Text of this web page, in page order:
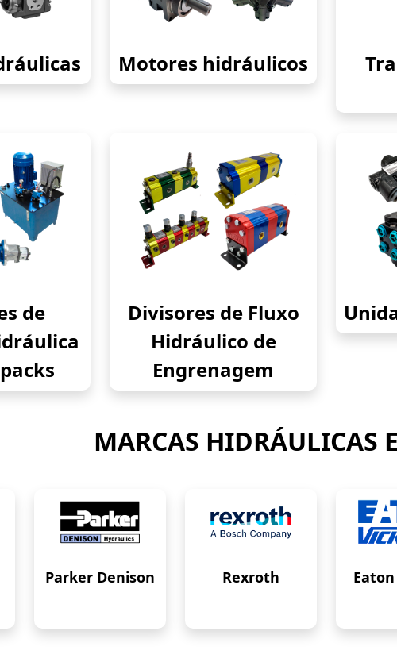
Motores hidráulicos
de
Divisores de Fluxo
Hidráulico de
Engrenagem
MARCAS HIDRÁULICAS
Parker Denison Rexroth